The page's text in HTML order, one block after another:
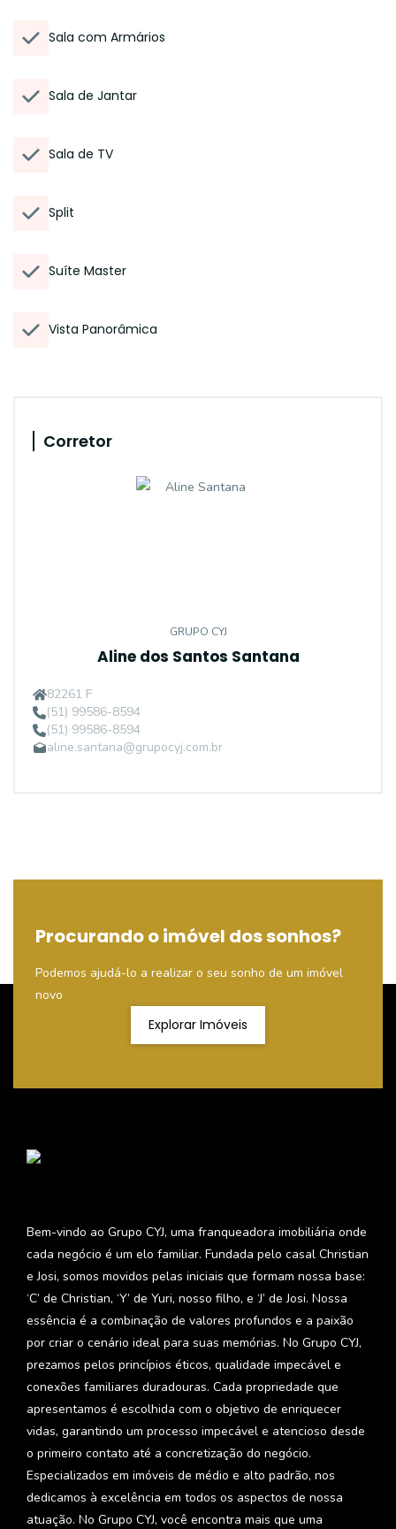
Sala com Armários
Sala de Jantar
Sala de TV
Split
Suíte Master
Vista Panorâmica
Corretor
GRUPO CYJ
Aline dos Santos Santana
82261 F
(51) 99586-8594
(51) 99586-8594
aline.santana@grupocyj.com.br
Procurando o imóvel dos sonhos?
Podemos ajudá-lo a realizar o seu sonho de um imóvel
novo
Explorar Imóveis
Bem-vindo ao Grupo CYJ, uma franqueadora imobiliária onde
cada negócio é um elo familiar. Fundada pelo casal Christian
e Josi, somos movidos pelas iniciais que formam nossa base:
‘C’ de Christian, ‘Y’ de Yuri, nosso filho, e ‘J’ de Josi. Nossa
essência é a combinação de valores profundos e a paixão
por criar o cenário ideal para suas memórias. No Grupo CYJ,
prezamos pelos princípios éticos, qualidade impecável e
conexões familiares duradouras. Cada propriedade que
apresentamos é escolhida com o objetivo de enriquecer
vidas, garantindo um processo impecável e atencioso desde
o primeiro contato até a concretização do negócio.
Especializados em imóveis de médio e alto padrão, nos
dedicamos à excelência em todos os aspectos de nossa
atuação. No Grupo CYJ, você encontra mais que uma